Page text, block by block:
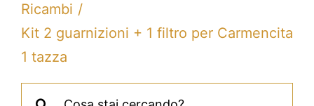
Acqua & SodaStream
Assistenza tecnica
Fidelity
Ricambi
Kit 2 guarnizioni + 1 filtro per Carmencita
1 tazza